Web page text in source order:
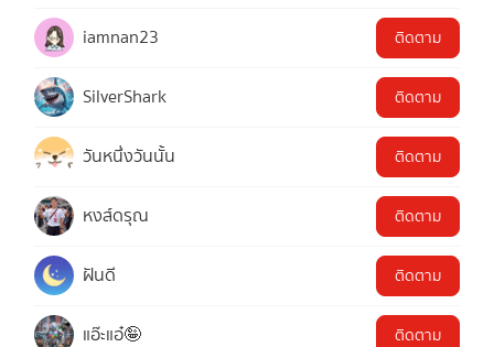
iamnan23 ติดตาม
SilverShark ติดตาม
วันหนึ่งวันนั้น ติดตาม
หงส์ดรุณ ติดตาม
ฝันดี ติดตาม
แอ๊ะแอ๋🤪 ติดตาม